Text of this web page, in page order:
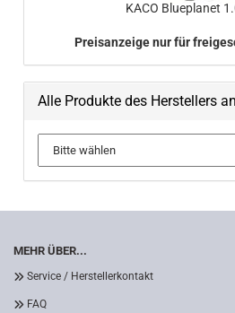
KACO Blue­pla­net
Preisanzeige nur für
Alle Produkte des Herstellers
MEHR ÜBER...
Service / Herstellerkontakt
FAQ